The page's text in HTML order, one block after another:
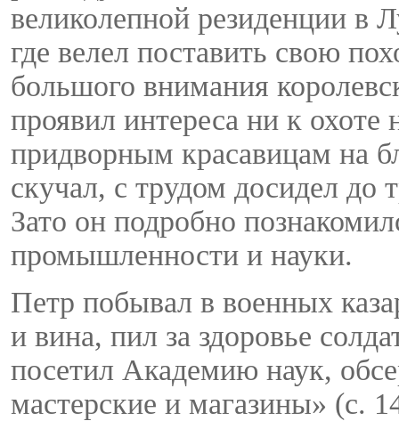
великолепной резиденции в
где велел поставить свою
большого внимания
проявил интереса ни к
придворным красавицам на
скучал, с трудом досидел до
Зато он подробно
промышленности и науки.
Петр побывал в военных
и вина, пил за здоровье
посетил Академию наук,
мастерские и магазины» (с.